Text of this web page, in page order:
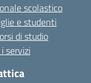
scolastico
e studenti
di studio
servizi